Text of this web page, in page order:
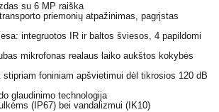
su 6 MP raiška
priemonių atpažinimas, pagrįstas
integruotos IR ir baltos šviesos, 4 papildomi
mikrofonas realaus laiko aukštos kokybės
foniniam apšvietimui dėl tikrosios 120 dB
glaudinimo technologija
(IP67) bei vandalizmui (IK10)